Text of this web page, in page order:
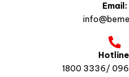
Email:
1800 3336/ 096